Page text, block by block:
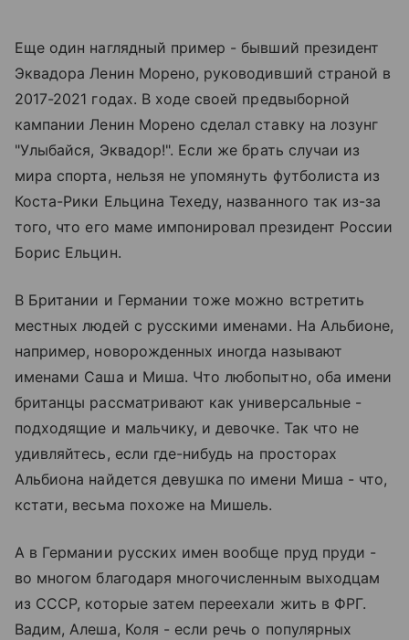
Еще один наглядный пример - бывший президент
Эквадора Ленин Морено, руководивший страной в
2017-2021 годах. В ходе своей предвыборной
кампании Ленин Морено сделал ставку на лозунг
"Улыбайся, Эквадор!". Если же брать случаи из
мира спорта, нельзя не упомянуть футболиста из
Коста-Рики Ельцина Техеду, названного так из-за
того, что его маме импонировал президент России
Борис Ельцин.
В Британии и Германии тоже можно встретить
местных людей с русскими именами. На Альбионе,
например, новорожденных иногда называют
именами Саша и Миша. Что любопытно, оба имени
британцы рассматривают как универсальные -
подходящие и мальчику, и девочке. Так что не
удивляйтесь, если где-нибудь на просторах
Альбиона найдется девушка по имени Миша - что,
кстати, весьма похоже на Мишель.
А в Германии русских имен вообще пруд пруди -
во многом благодаря многочисленным выходцам
из СССР, которые затем переехали жить в ФРГ.
Вадим, Алеша, Коля - если речь о популярных